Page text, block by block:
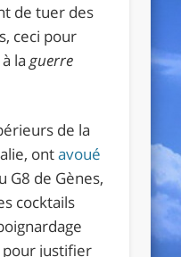
de tuer des
ceci pour
à laguerre
de la
ontavoué
G8 de Gènes,
cocktails
pour justifier